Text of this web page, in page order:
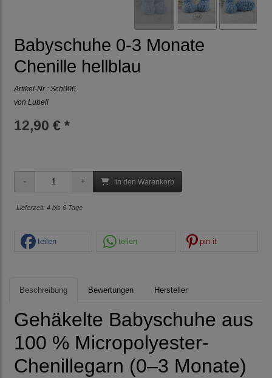
Babyschuhe 0-3 Monate
Chenille hellblau
Artikel-Nr.: Sch006
von Lubeli
12,90 € *
in den Warenkorb
Lieferzeit: 4 bis 6 Tage
teilen teilen pin it
Beschreibung Bewertungen Hersteller
Gehäkelte Babyschuhe aus
100 % Micropolyester-
Chenillegarn (0–3 Monate)